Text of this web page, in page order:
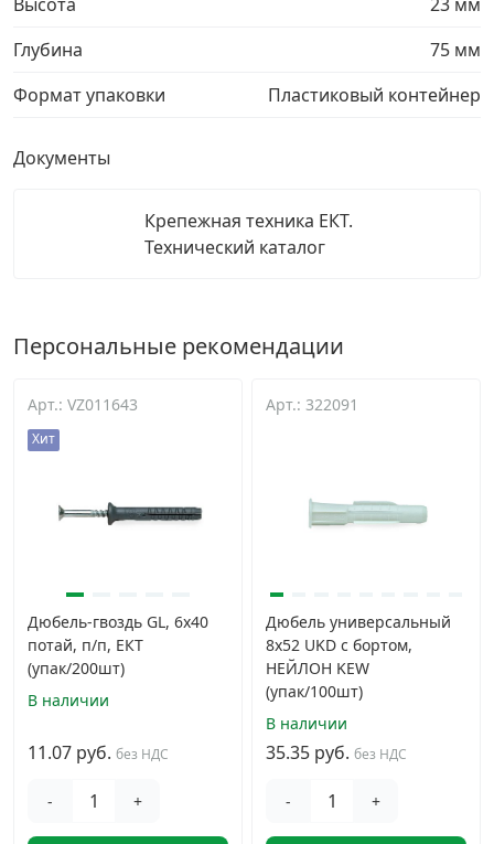
Глубина
75 мм
Формат упаковки
Пластиковый контейнер
Документы
Крепежная техника ЕКТ.
Технический каталог
Персональные рекомендации
Арт.: VZ011643
Хит
Дюбель-гвоздь GL, 6x40
потай, п/п, ЕКТ
(упак/200шт)
В наличии
11.07 руб. без НДС
- +
Арт.: 322091
Дюбель универсальный
8x52 UKD с бортом,
НЕЙЛОН KEW
(упак/100шт)
В наличии
35.35 руб. без НДС
- +